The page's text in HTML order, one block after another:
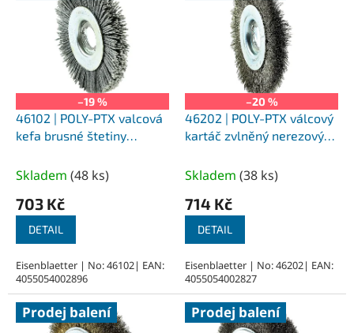
–19 %
46102 | POLY-PTX valcová
kefa brusné štetiny
uchycení perodrážka 19
Skladem (48 ks)
703 Kč
DETAIL
Eisenblaetter | No: 46102| EAN:
4055054002896
–20 %
46202 | POLY-PTX válcový
kartáč zvlněný nerezový
uchycení perodrážka 19
Skladem (38 ks)
714 Kč
DETAIL
Eisenblaetter | No: 46202| EAN:
4055054002827
Prodej balení Prodej balení